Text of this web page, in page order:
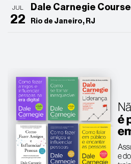
JUL
22
Dale Carnegie Course
Rio de Janeiro, RJ